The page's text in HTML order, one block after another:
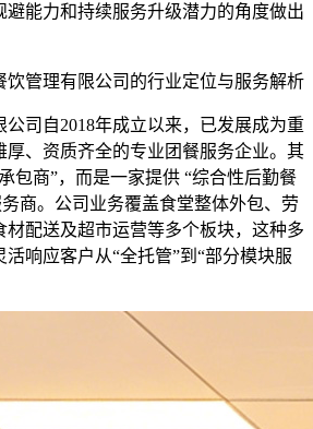
避能力和持续服务升级潜力的角度做出
饮管理有限公司的行业定位与服务解析
司自2018年成立以来，已发展成为重
厚、资质齐全的专业团餐服务企业。其
包商”，而是一家提供 “综合性后勤餐
商。公司业务覆盖食堂整体外包、劳
材配送及超市运营等多个板块，这种多
响应客户从“全托管”到“部分模块服